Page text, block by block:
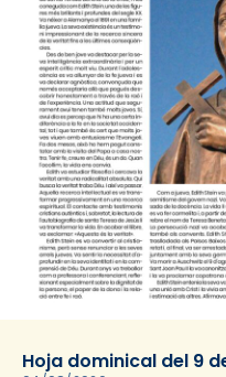
Hoja dominical del 9